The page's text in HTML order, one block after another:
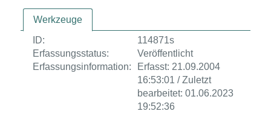
Werkzeuge
ID:
114871s
Erfassungsstatus:
Veröffentlicht
Erfassungsinformation:
Erfasst: 21.09.2004
16:53:01 / Zuletzt
bearbeitet: 01.06.2023
19:52:36